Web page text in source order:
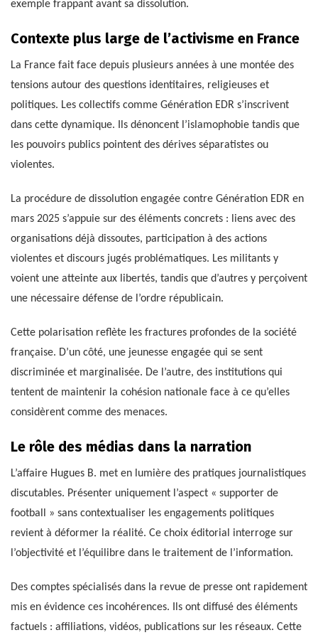
exemple frappant avant sa dissolution.
Contexte plus large de l’activisme en France
La France fait face depuis plusieurs années à une montée des
tensions autour des questions identitaires, religieuses et
politiques. Les collectifs comme Génération EDR s’inscrivent
dans cette dynamique. Ils dénoncent l’islamophobie tandis que
les pouvoirs publics pointent des dérives séparatistes ou
violentes.
La procédure de dissolution engagée contre Génération EDR en
mars 2025 s’appuie sur des éléments concrets : liens avec des
organisations déjà dissoutes, participation à des actions
violentes et discours jugés problématiques. Les militants y
voient une atteinte aux libertés, tandis que d’autres y perçoivent
une nécessaire défense de l’ordre républicain.
Cette polarisation reflète les fractures profondes de la société
française. D’un côté, une jeunesse engagée qui se sent
discriminée et marginalisée. De l’autre, des institutions qui
tentent de maintenir la cohésion nationale face à ce qu’elles
considèrent comme des menaces.
Le rôle des médias dans la narration
L’affaire Hugues B. met en lumière des pratiques journalistiques
discutables. Présenter uniquement l’aspect « supporter de
football » sans contextualiser les engagements politiques
revient à déformer la réalité. Ce choix éditorial interroge sur
l’objectivité et l’équilibre dans le traitement de l’information.
Des comptes spécialisés dans la revue de presse ont rapidement
mis en évidence ces incohérences. Ils ont diffusé des éléments
factuels : affiliations, vidéos, publications sur les réseaux. Cette